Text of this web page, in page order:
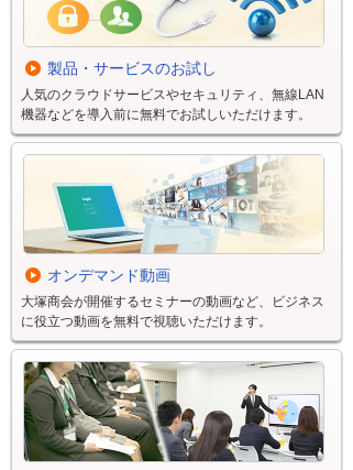
製品・サービスのお試し
人気のクラウドサービスやセキュリティ、無線LAN
機器などを導入前に無料でお試しいただけます。
オンデマンド動画
大塚商会が開催するセミナーの動画など、ビジネス
に役立つ動画を無料で視聴いただけます。